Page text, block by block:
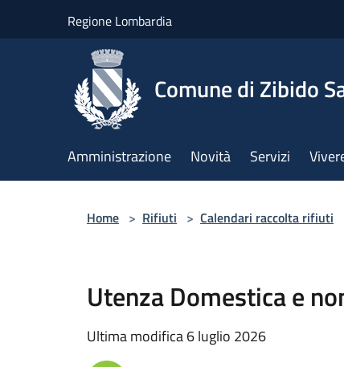
Regione Lombardia
Comune di Zibido
Amministrazione Novità Servizi
Home > Rifiuti > Calendari raccolta rifiuti
Utenza Domestica e
Ultima modifica 6 luglio 2026